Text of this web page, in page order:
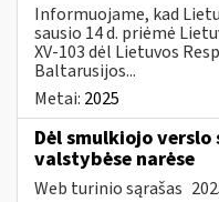
Informuojame, kad
sausio 14 d. priėmė
XV-103 dėl Lietuvos
Baltarusijos...
Metai: 2025
Dėl smulkiojo
valstybėse narėse
Web turinio sąrašas